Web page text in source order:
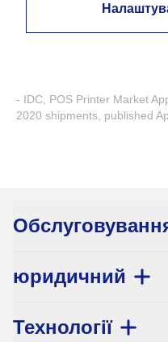
- IDC, POS Printer Market
2020 shipments, published
юридичний
Технології